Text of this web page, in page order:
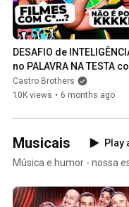
DESAFIO de
no PALAVRA NA TESTA
ROBERTINHO | #03
Castro Brothers
10K views • 6 months ago
Musicais
Play
Música e humor - nossa